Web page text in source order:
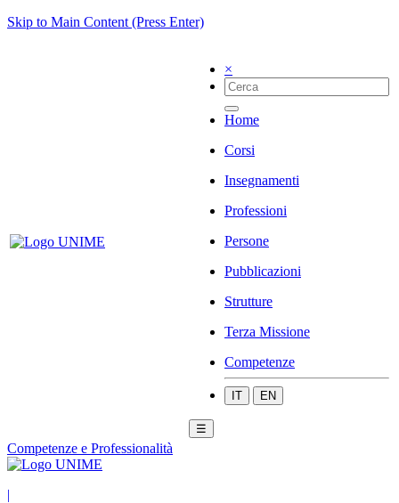
Skip to Main Content (Press Enter)
×
Home
Corsi
Insegnamenti
Professioni
Persone
Pubblicazioni
Strutture
Terza Missione
Competenze
IT EN
☰
Competenze e Professionalità
|